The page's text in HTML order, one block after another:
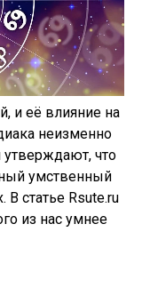
и её влияние на
неизменно
что
умственный
В статье Rsute.ru
из нас умнее